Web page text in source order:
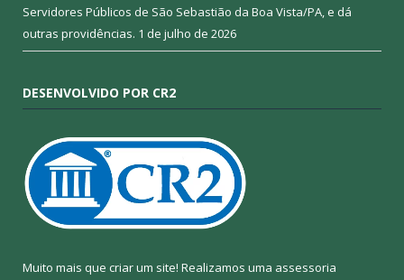
Servidores Públicos de São Sebastião da Boa Vista/PA, e dá
outras providências. 1 de julho de 2026
DESENVOLVIDO POR CR2
Muito mais que criar um site! Realizamos uma assessoria